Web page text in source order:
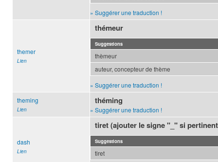
» Suggérer une traduction !
themer
Lien
thémeur
Suggestions
thèmeur
auteur, concepteur de thème
» Suggérer une traduction !
theming
Lien
théming
» Suggérer une traduction !
dash
Lien
tiret (ajouter le signe "_" si
Suggestions
tiret